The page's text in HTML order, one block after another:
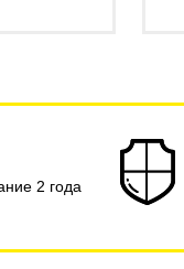
2 года